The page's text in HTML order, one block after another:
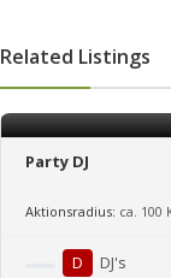
Related Listings
Party DJ
Aktionsradius: ca. 100
D DJ's